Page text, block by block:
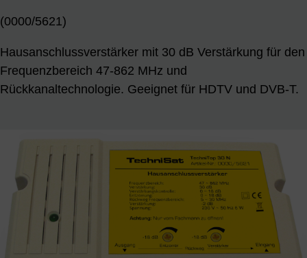
(0000/5621)
Hausanschlussverstärker mit 30 dB Verstärkung für den
Frequenzbereich 47-862 MHz und
Rückkanaltechnologie. Geeignet für HDTV und DVB-T.